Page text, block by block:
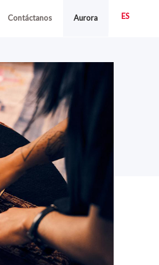
Contáctanos Aurora ES